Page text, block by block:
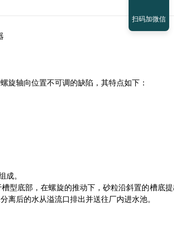
旋轴向位置不可调的缺陷，其特点如下：
成。
型底部，在螺旋的推动下，砂粒沿斜置的槽底
离后的水从溢流口排出并送往厂内进水池。
扫码加微信